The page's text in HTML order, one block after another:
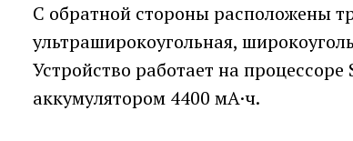
С обратной стороны расположены
ультраширокоугольная,
Устройство работает на
аккумулятором 4400 мА·ч.